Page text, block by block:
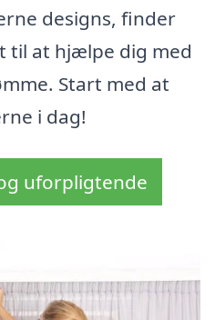
designs, finder
til at hjælpe dig med
Start med at
i dag!
uforpligtende